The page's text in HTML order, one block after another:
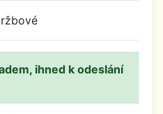
ihned k odeslání